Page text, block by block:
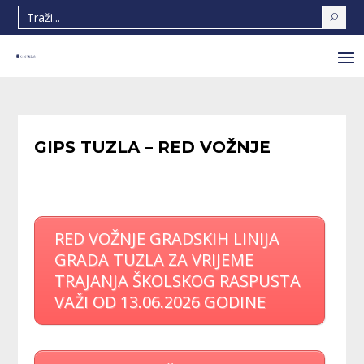
GIPS TUZLA – RED VOŽNJE
RED VOŽNJE GRADSKIH LINIJA
GRADA TUZLA ZA VRIJEME
TRAJANJA ŠKOLSKOG RASPUSTA
VAŽI OD 13.06.2026 GODINE